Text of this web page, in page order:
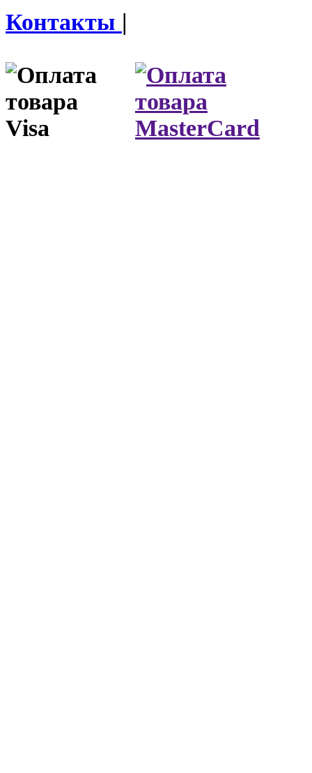
Контакты |